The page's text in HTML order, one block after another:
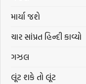
માર્યા જશે
ચાર સાંપ્રત હિન્દી કાવ્યો
ગઝલ
લૂંટ શકે તો લૂંટ